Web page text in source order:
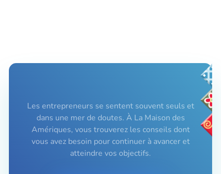
Les entrepreneurs se sentent souvent seuls et
dans une mer de doutes. À La Maison des
Amériques, vous trouverez les conseils dont
vous avez besoin pour continuer à avancer et
atteindre vos objectifs.